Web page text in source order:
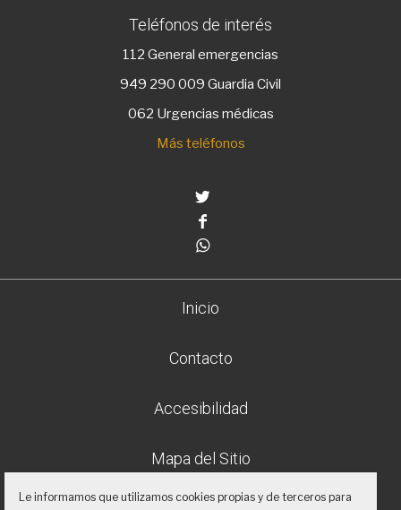
Teléfonos de interés
112 General emergencias
949 290 009 Guardia Civil
062 Urgencias médicas
Más teléfonos
Inicio
Contacto
Accesibilidad
Mapa del Sitio
Le informamos que utilizamos cookies propias y de terceros para